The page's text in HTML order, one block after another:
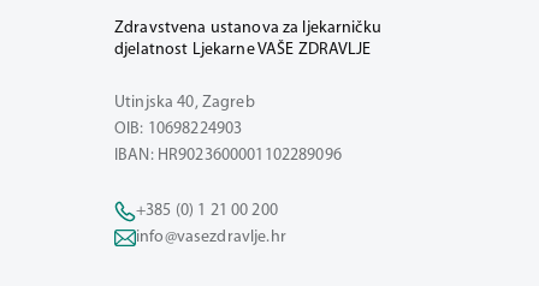
Zdravstvena ustanova za ljekarničku
djelatnost Ljekarne VAŠE ZDRAVLJE
Utinjska 40, Zagreb
OIB: 10698224903
IBAN: HR9023600001102289096
+385 (0) 1 21 00 200
info@vasezdravlje.hr